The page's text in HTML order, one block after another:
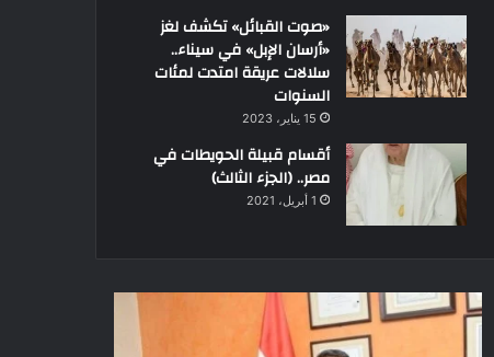
«صوت القبائل» تكشف لغز
«أرسان الإبل» في سيناء..
سلالات عريقة امتدت لمئات
السنوات
15 يناير، 2023
أقسام قبيلة الحويطات في
مصر.. (الجزء الثالث)
1 أبريل، 2021